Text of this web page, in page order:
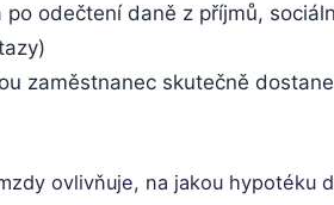
odečtení daně z příjmů,
zaměstnanec skutečně
ovlivňuje, na jakou hypotéku